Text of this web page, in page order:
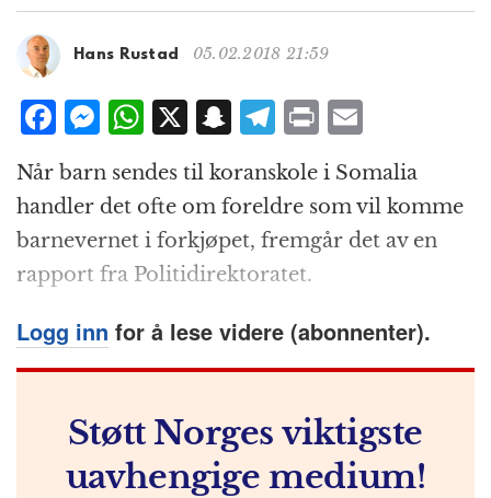
Hans Rustad 05.02.2018 21:59
F
a
c
e
b
o
o
k
M
ss
e
n
g
e
r
W
h
at
s
A
p
p
X S
a
p
c
h
at
T
el
e
g
r
a
m
P
ri
n
t
m
ai
l
Når barn sendes til koranskole i Somalia
handler det ofte om foreldre som vil komme
barnevernet i forkjøpet, fremgår det av en
rapport fra Politidirektoratet.
Logg inn for å lese videre (abonnenter).
Støtt Norges viktigste
uavhengige medium!